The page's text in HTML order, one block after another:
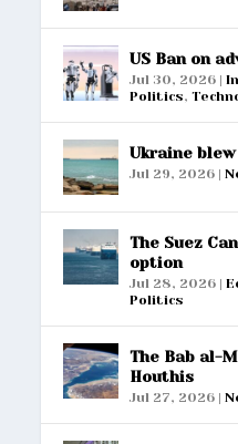
US Ban on
Jul 30, 2026 |
Politics,
Ukraine
Jul 29, 2026 |
The Suez
option
Jul 28, 2026 |
Politics
The Bab al-
Houthis
Jul 27, 2026 |